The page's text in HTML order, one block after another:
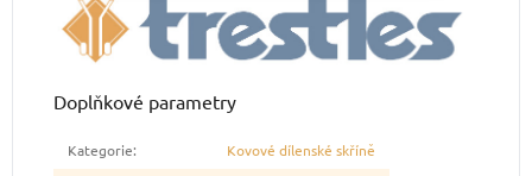
Doplňkové parametry
Kategorie:
Kovové dílenské skříně